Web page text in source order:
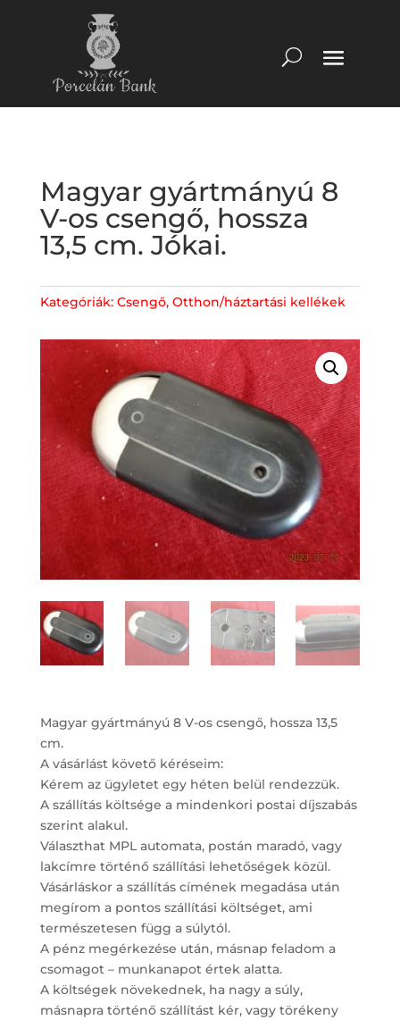
Magyar gyártmányú 8
V-os csengő, hossza
13,5 cm. Jókai.
Kategóriák: Csengő, Otthon/háztartási kellékek
Magyar gyártmányú 8 V-os csengő, hossza 13,5
cm.
A vásárlást követő kéréseim:
Kérem az ügyletet egy héten belül rendezzük.
A szállítás költsége a mindenkori postai díjszabás
szerint alakul.
Választhat MPL automata, postán maradó, vagy
lakcímre történő szállítási lehetőségek közül.
Vásárláskor a szállítás címének megadása után
megírom a pontos szállítási költséget, ami
természetesen függ a súlytól.
A pénz megérkezése után, másnap feladom a
csomagot – munkanapot értek alatta.
A költségek növekednek, ha nagy a súly,
másnapra történő szállítást kér, vagy törékeny